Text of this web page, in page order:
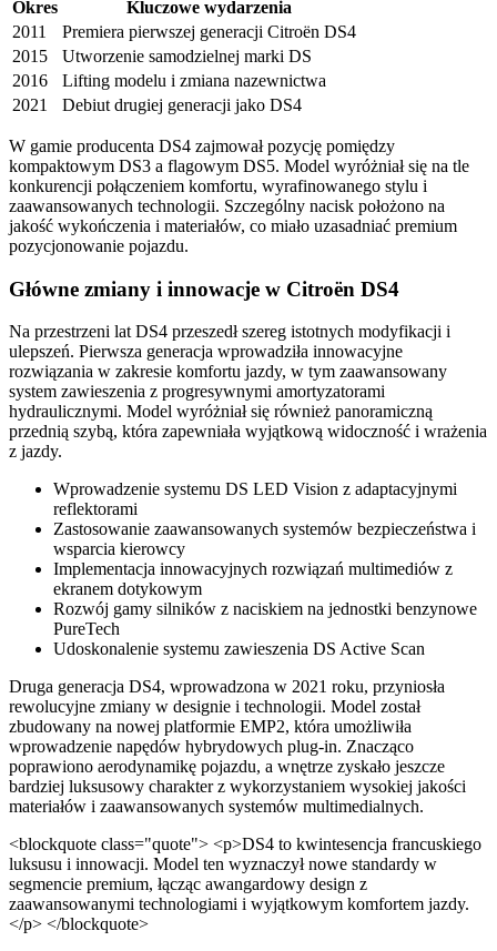
Okres
Kluczowe wydarzenia
2011
Premiera pierwszej generacji Citroën DS4
2015
Utworzenie samodzielnej marki DS
2016
Lifting modelu i zmiana nazewnictwa
2021
Debiut drugiej generacji jako DS4
W gamie producenta DS4 zajmował pozycję pomiędzy
kompaktowym DS3 a flagowym DS5. Model wyróżniał się na tle
konkurencji połączeniem komfortu, wyrafinowanego stylu i
zaawansowanych technologii. Szczególny nacisk położono na
jakość wykończenia i materiałów, co miało uzasadniać premium
pozycjonowanie pojazdu.
Główne zmiany i innowacje w Citroën DS4
Na przestrzeni lat DS4 przeszedł szereg istotnych modyfikacji i
ulepszeń. Pierwsza generacja wprowadziła innowacyjne
rozwiązania w zakresie komfortu jazdy, w tym zaawansowany
system zawieszenia z progresywnymi amortyzatorami
hydraulicznymi. Model wyróżniał się również panoramiczną
przednią szybą, która zapewniała wyjątkową widoczność i wrażenia
z jazdy.
Wprowadzenie systemu DS LED Vision z adaptacyjnymi
reflektorami
Zastosowanie zaawansowanych systemów bezpieczeństwa i
wsparcia kierowcy
Implementacja innowacyjnych rozwiązań multimediów z
ekranem dotykowym
Rozwój gamy silników z naciskiem na jednostki benzynowe
PureTech
Udoskonalenie systemu zawieszenia DS Active Scan
Druga generacja DS4, wprowadzona w 2021 roku, przyniosła
rewolucyjne zmiany w designie i technologii. Model został
zbudowany na nowej platformie EMP2, która umożliwiła
wprowadzenie napędów hybrydowych plug-in. Znacząco
poprawiono aerodynamikę pojazdu, a wnętrze zyskało jeszcze
bardziej luksusowy charakter z wykorzystaniem wysokiej jakości
materiałów i zaawansowanych systemów multimedialnych.
<blockquote class="quote"> <p>DS4 to kwintesencja francuskiego
luksusu i innowacji. Model ten wyznaczył nowe standardy w
segmencie premium, łącząc awangardowy design z
zaawansowanymi technologiami i wyjątkowym komfortem jazdy.
</p> </blockquote>